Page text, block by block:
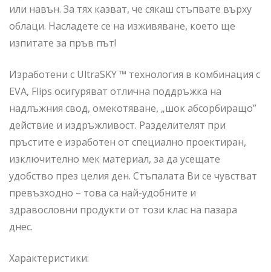
или навън. За тях казват, че сякаш стъпвате върху
облаци. Насладете се на изживяване, което ще
изпитате за пръв път!
Изработени с UltraSKY ™ технология в комбинация с
EVA, Flips осигуряват отлична поддръжка на
надлъжния свод, омекотяване, „шок абсорбиращо”
действие и издръжливост. Разделителят при
пръстите е изработен от специално проектиран,
изключително мек материал, за да усещате
удобство през целия ден. Стъпалата Ви се чувстват
превъзходно – това са най-удобните и
здравословни продукти от този клас на пазара
днес.
Характеристики: